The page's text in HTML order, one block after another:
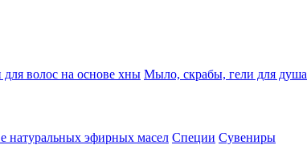
волос на основе хны Мыло, скрабы, гели для душа
натуральных эфирных масел Специи Сувениры